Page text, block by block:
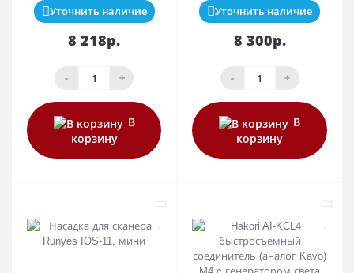
Уточнить наличие
8 218р.
- +
В
корзину
Уточнить наличие
8 300р.
- +
В
корзину